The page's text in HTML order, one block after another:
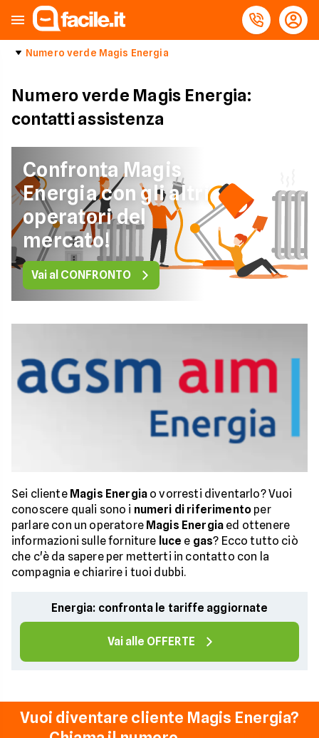
Numero verde Magis Energia
Numero verde Magis Energia:
contatti assistenza
Confronta Magis
Energia con gli altri
operatori del
mercato!
Vai al CONFRONTO
Sei cliente Magis Energia o vorresti diventarlo? Vuoi
conoscere quali sono i numeri di riferimento per
parlare con un operatore Magis Energia ed ottenere
informazioni sulle forniture luce e gas? Ecco tutto ciò
che c'è da sapere per metterti in contatto con la
compagnia e chiarire i tuoi dubbi.
Energia: confronta le tariffe aggiornate
Vai alle OFFERTE
Vuoi diventare cliente Magis Energia?